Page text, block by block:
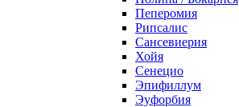
Пеперомия
Рипсалис
Сансевиерия
Хойя
Сенецио
Эпифиллум
Эуфорбия